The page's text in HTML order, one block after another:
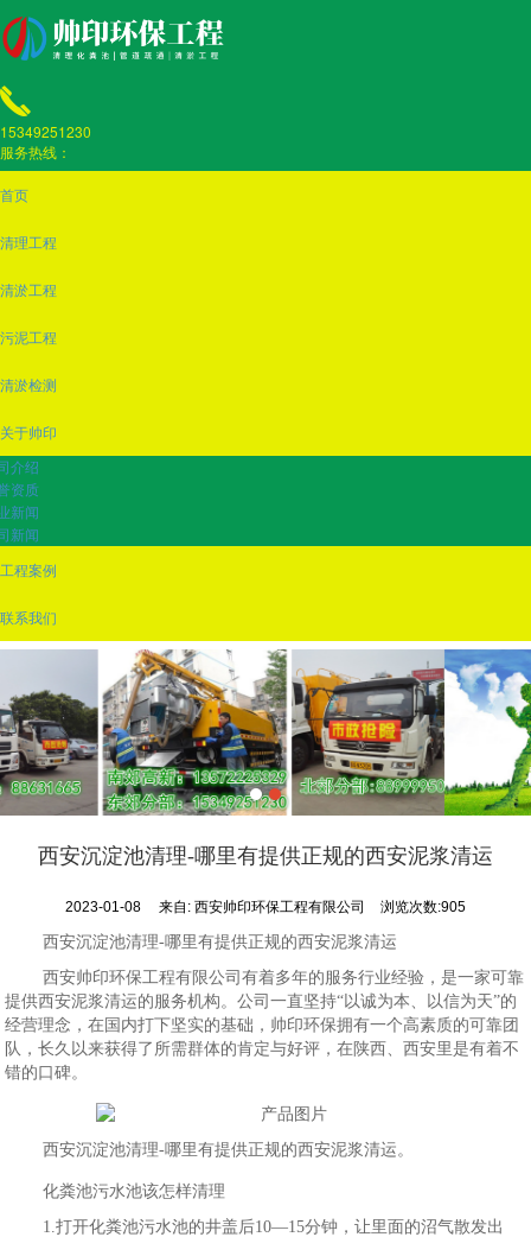
15349251230
服务热线：
首页
清理工程
清淤工程
污泥工程
清淤检测
关于帅印
介绍
资质
新闻
新闻
工程案例
联系我们
西安沉淀池清理-哪里有提供正规的西安泥浆清运
2023-01-08 来自:西安帅印环保工程有限公司 浏览次数:905
西安沉淀池清理-哪里有提供正规的西安泥浆清运
西安帅印环保工程有限公司有着多年的服务行业经验，是一家可靠
提供西安泥浆清运的服务机构。公司一直坚持“以诚为本、以信为天”的
经营理念，在国内打下坚实的基础，帅印环保拥有一个高素质的可靠团
队，长久以来获得了所需群体的肯定与好评，在陕西、西安里是有着不
错的口碑。
西安沉淀池清理-哪里有提供正规的西安泥浆清运。
化粪池污水池该怎样清理
1.打开化粪池污水池的井盖后10—15分钟，让里面的沼气散发出